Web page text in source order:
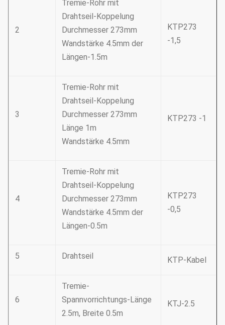
2
Tremie-Rohr mit
Drahtseil-Koppelung
Durchmesser 273mm
Wandstärke 4.5mm der
Längen-1.5m
KTP273
-1,5
3
Tremie-Rohr mit
Drahtseil-Koppelung
Durchmesser 273mm
Länge 1m
Wandstärke 4.5mm
KTP273 -1
4
Tremie-Rohr mit
Drahtseil-Koppelung
Durchmesser 273mm
Wandstärke 4.5mm der
Längen-0.5m
KTP273
-0,5
5 Drahtseil KTP-Kabel
6
Tremie-
Spannvorrichtungs-Länge
2.5m, Breite 0.5m
KTJ-2.5